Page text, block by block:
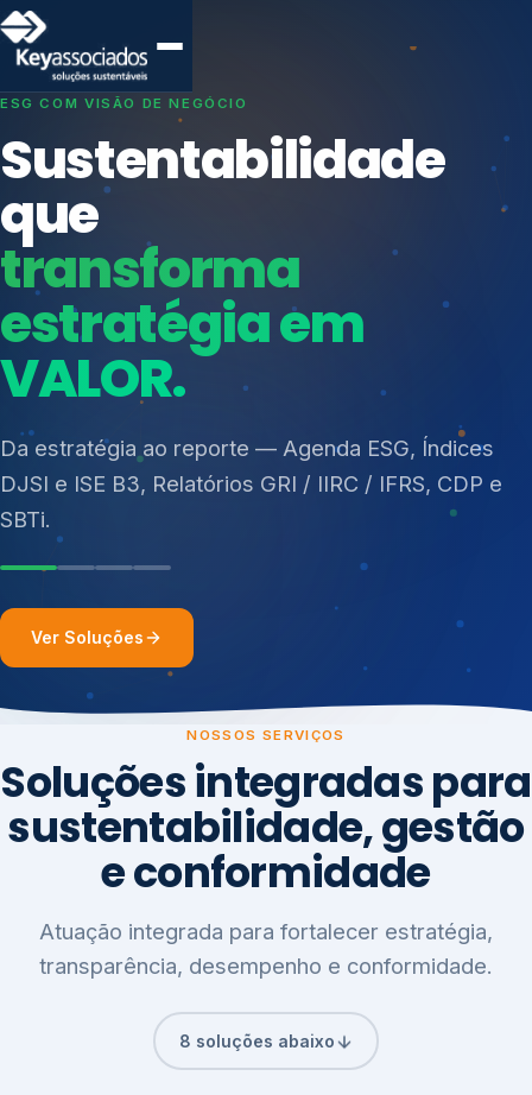
SISTEMAS DE GESTÃO OTIMIZADOS E INTEGRADOS
Conformidade que
protege seu
negócio.
Consultoria, auditoria e treinamentos em ISO 27001,
ISO 27701, ISO 42001, ISO 37001, ISO 9001, ISO
14001, ISO 45001, ONA e PNQ — Gestão de
resíduos sólidos (PGRS/PMGRS).
Índices de Mercado
Mudanças Climáticas
Reputação e Cadeia
Reporte Regulatório
Ver Soluções
NOSSOS SERVIÇOS
Soluções integradas para
sustentabilidade, gestão
e conformidade
Atuação integrada para fortalecer estratégia,
transparência, desempenho e conformidade.
8 soluções abaixo